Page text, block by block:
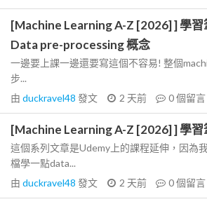
[Machine Learning A-Z [2026] ] 學習
Data pre-processing 概念
一邊要上課一邊還要寫這個不容易! 整個
步...
由 duckravel48 發文 2 天前 0個留言
[Machine Learning A-Z [2026] ] 學習
這個系列文章是Udemy上的課程延伸，因為
檔學一點data...
由 duckravel48 發文 2 天前 0個留言